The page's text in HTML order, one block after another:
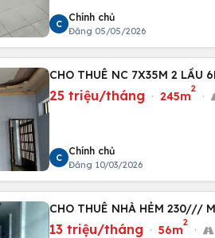
C
Chính chủ
Đăng 05/05/2026
CHO THUÊ NC 7X35M 2 LẦU
25 triệu/tháng · 245m
2
·
C
Chính chủ
Đăng 10/03/2026
CHO THUÊ NHÀ HẺM 230///
13 triệu/tháng · 56m
2
·